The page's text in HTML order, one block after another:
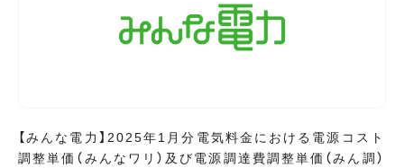
【みんな電力】2025年1月分電気料金における電源コスト
調整単価（みんなワリ）及び電源調達費調整単価（みん調）